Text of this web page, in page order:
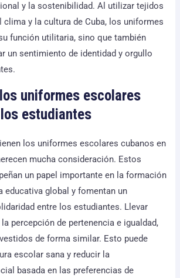
y la sostenibilidad. Al utilizar tejidos
clima y la cultura de Cuba, los uniformes
función utilitaria, sino que también
un sentimiento de identidad y orgullo
uniformes escolares
estudiantes
los uniformes escolares cubanos en
mucha consideración. Estos
un papel importante en la formación
educativa global y fomentan un
entre los estudiantes. Llevar
percepción de pertenencia e igualdad,
de forma similar. Esto puede
escolar sana y reducir la
basada en las preferencias de